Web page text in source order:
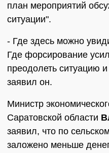
план мероприятий
ситуации".
- Где здесь можно
Где форсирование
преодолеть ситуацию
заявил он.
Министр
Саратовской области
заявил, что по
заложено меньше